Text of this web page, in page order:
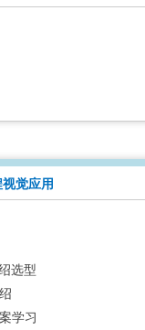
觉应用
选型
学习